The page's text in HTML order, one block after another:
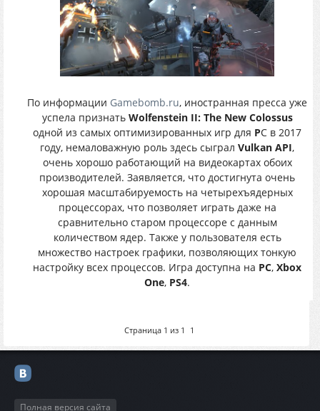
По информации Gamebomb.ru, иностранная пресса уже
успела признать Wolfenstein II: The New Colossus
одной из самых оптимизированных игр для PC в 2017
году, немаловажную роль здесь сыграл Vulkan API,
очень хорошо работающий на видеокартах обоих
производителей. Заявляется, что достигнута очень
хорошая масштабируемость на четырехъядерных
процессорах, что позволяет играть даже на
сравнительно старом процессоре с данным
количеством ядер. Также у пользователя есть
множество настроек графики, позволяющих тонкую
настройку всех процессов. Игра доступна на PC, Xbox
One, PS4.
Страница 1 из 1 1
Полная версия сайта